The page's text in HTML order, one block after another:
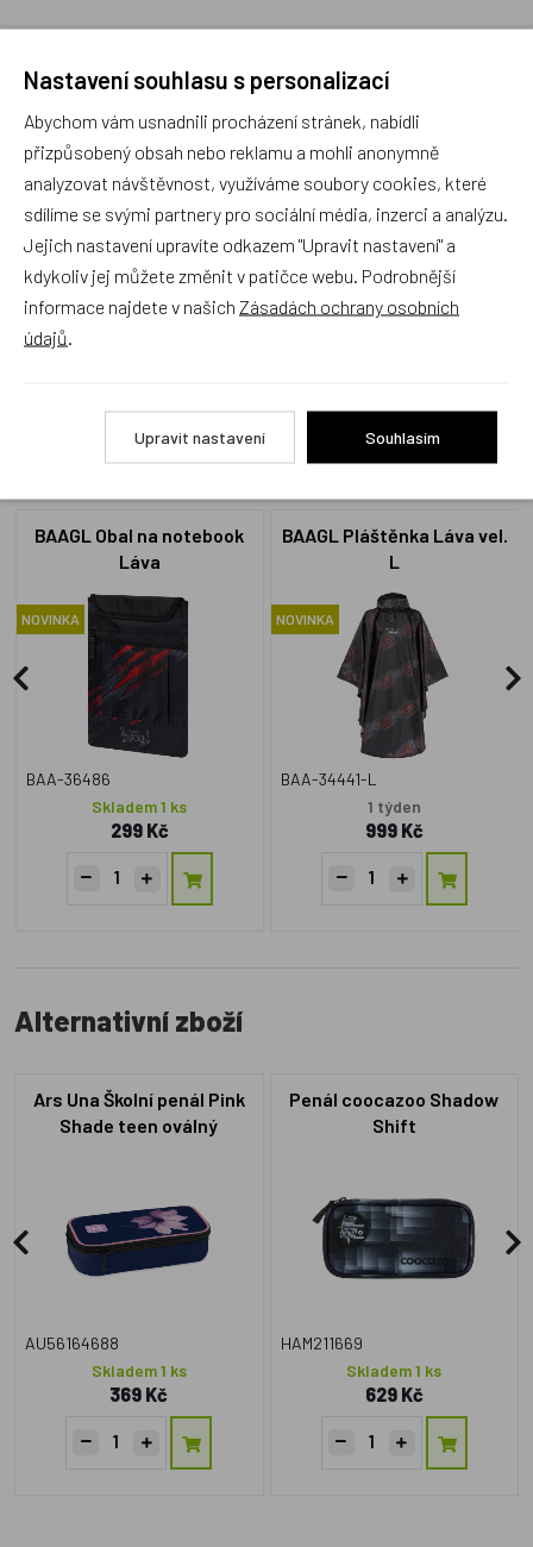
Recenze
Produkt zatím nemá žádné hodnocení,
buďte první, kdo
produkt ohodnotí!
Přidat hodnocení
Zboží se stejným motivem
BAAGL Obal na notebook
Láva
NOVINKA
BAA-36486
Skladem 1 ks
299 Kč
BAAGL Pláštěnka Láva vel.
L
NOVINKA
BAA-34441-L
1 týden
999 Kč
Alternativní zboží
Ars Una Školní penál Pink
Shade teen oválný
AU56164688
Skladem 1 ks
369 Kč
Penál coocazoo Shadow
Shift
HAM211669
Skladem 1 ks
629 Kč
Nastavení souhlasu s personalizací
Abychom vám usnadnili procházení stránek, nabídli
přizpůsobený obsah nebo reklamu a mohli anonymně
analyzovat návštěvnost, využíváme soubory cookies, které
sdílíme se svými partnery pro sociální média, inzerci a analýzu.
Jejich nastavení upravíte odkazem "Upravit nastavení" a
kdykoliv jej můžete změnit v patičce webu. Podrobnější
informace najdete v našich Zásadách ochrany osobních
údajů
Upravit nastavení Souhlasím